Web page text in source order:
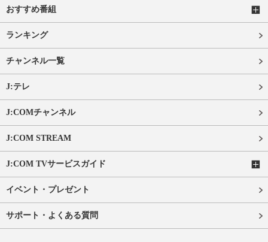
おすすめ番組
ランキング
チャンネル一覧
J:テレ
J:COMチャンネル
J:COM STREAM
J:COM TVサービスガイド
イベント・プレゼント
サポート・よくある質問